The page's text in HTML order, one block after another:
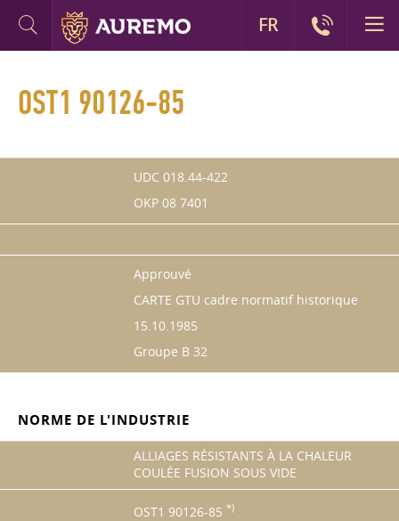
OST1 90126-85
UDC 018.44-422
OKP 08 7401
Approuvé
CARTE GTU cadre normatif historique
15.10.1985
Groupe B 32
NORME DE L'INDUSTRIE
ALLIAGES RÉSISTANTS À LA CHALEUR
COULÉE FUSION SOUS VIDE
OST1 90126-85 *)
FR